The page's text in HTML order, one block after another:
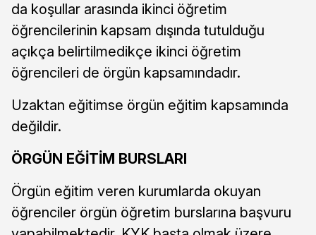
da koşullar arasında ikinci öğretim
öğrencilerinin kapsam dışında tutulduğu
açıkça belirtilmedikçe ikinci öğretim
öğrencileri de örgün kapsamındadır.
Uzaktan eğitimse örgün eğitim kapsamında
değildir.
ÖRGÜN EĞİTİM BURSLARI
Örgün eğitim veren kurumlarda okuyan
öğrenciler örgün öğretim burslarına başvuru